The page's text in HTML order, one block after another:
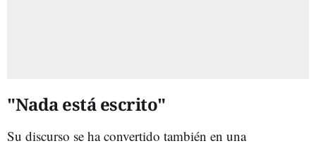
"Nada está escrito"
Su discurso se ha convertido también en una